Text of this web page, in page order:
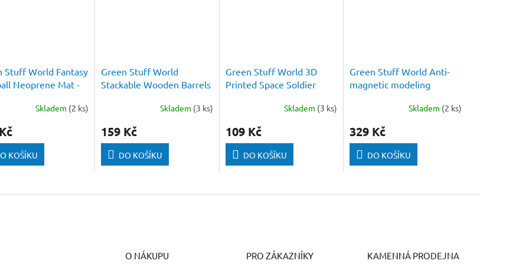
Stuff World Fantasy
Neoprene Mat -
Skladem (2 ks)
KOŠÍKU
Green Stuff World
Stackable Wooden Barrels
Skladem (3 ks)
159 Kč
DO KOŠÍKU
Green Stuff World 3D
Printed Space Soldier
Skladem (3 ks)
109 Kč
DO KOŠÍKU
Green Stuff World Anti-
magnetic modeling
Skladem (2 ks)
329 Kč
DO KOŠÍKU
O NÁKUPU PRO ZÁKAZNÍKY KAMENNÁ PRODEJNA